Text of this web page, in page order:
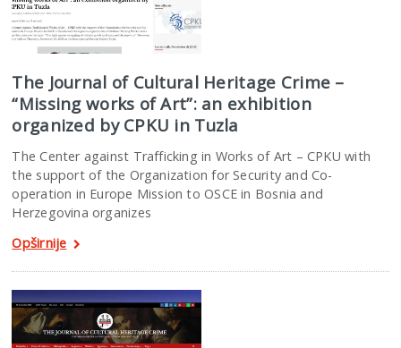
The Journal of Cultural Heritage Crime –
“Missing works of Art”: an exhibition
organized by CPKU in Tuzla
The Center against Trafficking in Works of Art – CPKU with
the support of the Organization for Security and Co-
operation in Europe Mission to OSCE in Bosnia and
Herzegovina organizes
Opširnije